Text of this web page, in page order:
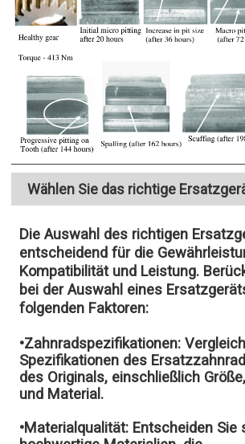
Wählen Sie das richtige
Die Auswahl des richtigen
entscheidend für die
Kompatibilität und Leistung.
bei der Auswahl eines
folgenden Faktoren:
•Zahnradspezifikationen:
Spezifikationen des
des Originals, einschließlich
und Material.
•Materialqualität: Entscheiden Sie